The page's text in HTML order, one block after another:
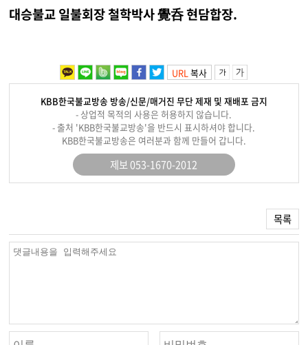
대승불교 일불회장 철학박사 覺呑 현담합장.
URL복사
KBB한국불교방송 방송/신문/매거진 무단 제재 및 재배포 금지
- 상업적 목적의 사용은 허용하지 않습니다.
- 출처 'KBB한국불교방송'을 반드시 표시하셔야 합니다.
KBB한국불교방송은 여러분과 함께 만들어 갑니다.
제보 053-1670-2012
목록